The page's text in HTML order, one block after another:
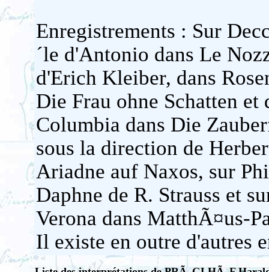
Enregistrements : Sur
´le d'Antonio dans Le
d'Erich Kleiber, dans
Die Frau ohne Schatten
Columbia dans Die
sous la direction de
Ariadne auf Naxos, sur
Daphne de R. Strauss et
Verona dans MatthÃ¤us-
Il existe en outre d'autres